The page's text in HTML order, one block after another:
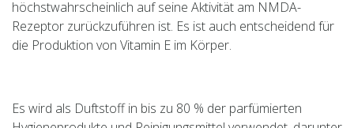
höchstwahrscheinlich auf seine Aktivität am NMDA-
Rezeptor zurückzuführen ist. Es ist auch entscheidend für
die Produktion von Vitamin E im Körper.
Es wird als Duftstoff in bis zu 80 % der parfümierten